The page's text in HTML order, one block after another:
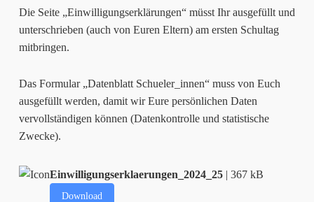
Die Seite „Einwilligungserklärungen“ müsst Ihr ausgefüllt und
unterschrieben (auch von Euren Eltern) am ersten Schultag
mitbringen.
Das Formular „Datenblatt Schueler_innen“ muss von Euch
ausgefüllt werden, damit wir Eure persönlichen Daten
vervollständigen können (Datenkontrolle und statistische
Zwecke).
Einwilligungserklaerungen_2024_25 | 367 kB
Download